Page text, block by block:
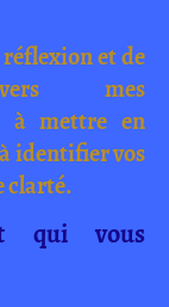
et de
mes
à mettre en
identifier vos
clarté.
qui vous